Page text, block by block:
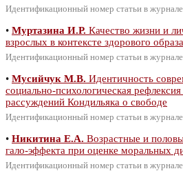
Идентификационный номер статьи в
• Муртазина И.Р. Качество жизни и
взрослых в контексте здорового
Идентификационный номер статьи в
• Мусийчук М.В. Идентичность
социально-психологическая
рассуждений Кондильяка о свободе
Идентификационный номер статьи в
• Никитина Е.А. Возрастные и
гало-эффекта при оценке моральных
Идентификационный номер статьи в